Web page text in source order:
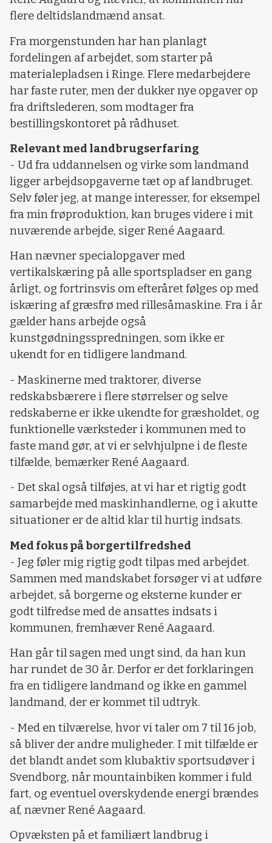
flere deltidslandmænd ansat.
Fra morgenstunden har han planlagt
fordelingen af arbejdet, som starter på
materialepladsen i Ringe. Flere medarbejdere
har faste ruter, men der dukker nye opgaver op
fra driftslederen, som modtager fra
bestillingskontoret på rådhuset.
Relevant med landbrugserfaring
- Ud fra uddannelsen og virke som landmand
ligger arbejdsopgaverne tæt op af landbruget.
Selv føler jeg, at mange interesser, for eksempel
fra min frøproduktion, kan bruges videre i mit
nuværende arbejde, siger René Aagaard.
Han nævner specialopgaver med
vertikalskæring på alle sportspladser en gang
årligt, og fortrinsvis om efteråret følges op med
iskæring af græsfrø med rillesåmaskine. Fra i år
gælder hans arbejde også
kunstgødningsspredningen, som ikke er
ukendt for en tidligere landmand.
- Maskinerne med traktorer, diverse
redskabsbærere i flere størrelser og selve
redskaberne er ikke ukendte for græsholdet, og
funktionelle værksteder i kommunen med to
faste mand gør, at vi er selvhjulpne i de fleste
tilfælde, bemærker René Aagaard.
- Det skal også tilføjes, at vi har et rigtig godt
samarbejde med maskinhandlerne, og i akutte
situationer er de altid klar til hurtig indsats.
Med fokus på borgertilfredshed
- Jeg føler mig rigtig godt tilpas med arbejdet.
Sammen med mandskabet forsøger vi at udføre
arbejdet, så borgerne og eksterne kunder er
godt tilfredse med de ansattes indsats i
kommunen, fremhæver René Aagaard.
Han går til sagen med ungt sind, da han kun
har rundet de 30 år. Derfor er det forklaringen
fra en tidligere landmand og ikke en gammel
landmand, der er kommet til udtryk.
- Med en tilværelse, hvor vi taler om 7 til 16 job,
så bliver der andre muligheder. I mit tilfælde er
det blandt andet som klubaktiv sportsudøver i
Svendborg, når mountainbiken kommer i fuld
fart, og eventuel overskydende energi brændes
af, nævner René Aagaard.
Opvæksten på et familiært landbrug i